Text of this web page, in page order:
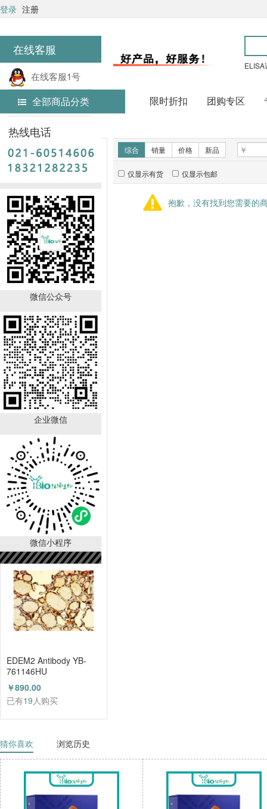
在线客服
在线客服1号
在线客服2号
热线电话
微信公众号
企业微信
微信小程序
登录 注册
ELISA
全部商品分类 限时折扣 团购专区
首页
常用试剂
新品推荐
销量排行
TFF1 Antibody YB-
723431HU
￥890.00
已有21人购买
GALNT12 Antibody YB-
714224HU
￥890.00
人购买
EDEM2 Antibody YB-
761146HU
￥890.00
已有19人购买
综合 销量 价格 新品
仅显示有货 仅显示包邮
抱歉，没有找到您需要的
猜你喜欢 浏览历史